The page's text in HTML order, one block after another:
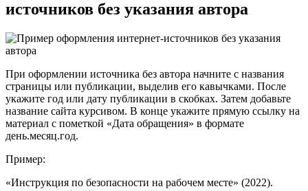
источников без указания автора
При оформлении источника без автора начните с названия
страницы или публикации, выделив его кавычками. После
укажите год или дату публикации в скобках. Затем добавьте
название сайта курсивом. В конце укажите прямую ссылку на
материал с пометкой «Дата обращения» в формате
день.месяц.год.
Пример:
«Инструкция по безопасности на рабочем месте» (2022).